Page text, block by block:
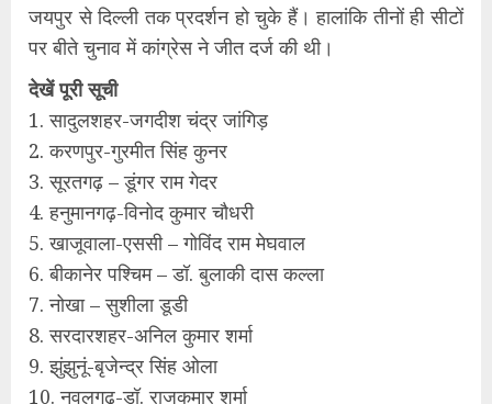
जयपुर से दिल्ली तक प्रदर्शन हो चुके हैं। हालांकि तीनों ही सीटों
पर बीते चुनाव में कांग्रेस ने जीत दर्ज की थी।
देखें पूरी सूची
1. सादुलशहर-जगदीश चंद्र जांगिड़
2. करणपुर-गुरमीत सिंह कुनर
3. सूरतगढ़ – डूंगर राम गेदर
4. हनुमानगढ़-विनोद कुमार चौधरी
5. खाजूवाला-एससी – गोविंद राम मेघवाल
6. बीकानेर पश्चिम – डॉ. बुलाकी दास कल्ला
7. नोखा – सुशीला डूडी
8. सरदारशहर-अनिल कुमार शर्मा
9. झुंझुनूं-बृजेन्द्र सिंह ओला
10. नवलगढ़-डॉ. राजकुमार शर्मा